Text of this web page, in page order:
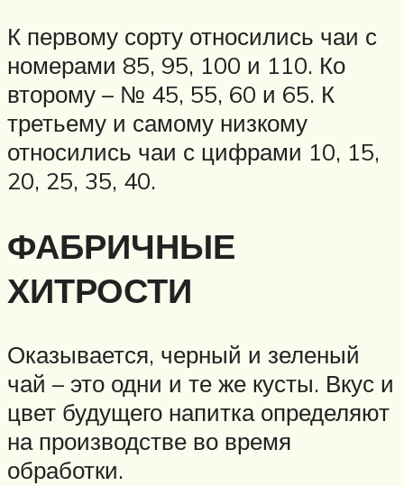
К первому сорту относились чаи с
номерами 85, 95, 100 и 110. Ко
второму – № 45, 55, 60 и 65. К
третьему и самому низкому
относились чаи с цифрами 10, 15,
20, 25, 35, 40.
ФАБРИЧНЫЕ
ХИТРОСТИ
Оказывается, черный и зеленый
чай – это одни и те же кусты. Вкус и
цвет будущего напитка определяют
на производстве во время
обработки.